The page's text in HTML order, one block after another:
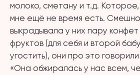
молоко, сметану и т.д. Которое,
мне ещё не время есть.
выкрадывала у них пару
фруктов (для себя и второй
угостить), они про это
«Она обжиралась у нас всем,